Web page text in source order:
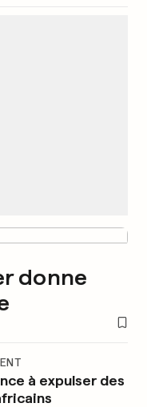
donne
à expulser des